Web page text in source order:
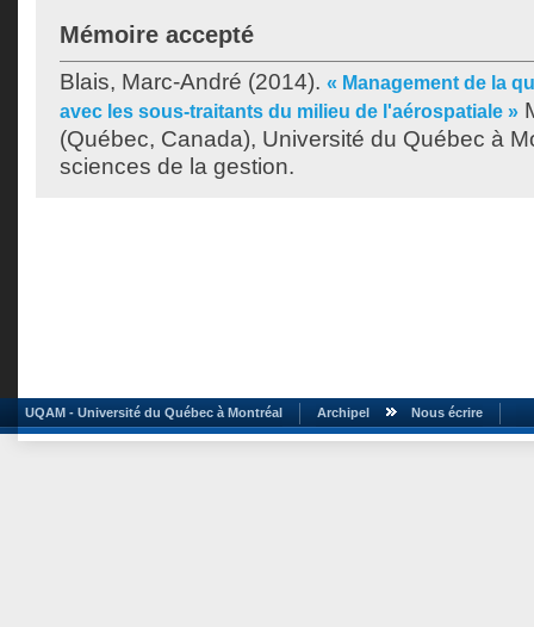
Mémoire accepté
Blais, Marc-André (2014). « Management de la
avec les sous-traitants du milieu de l'aérospatiale »
(Québec, Canada), Université du Québec à
sciences de la gestion.
UQAM - Université du Québec à Montréal Archipel Nous écrire